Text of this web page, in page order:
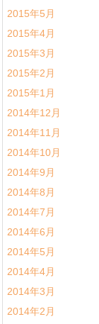
2015年5月
2015年4月
2015年3月
2015年2月
2015年1月
2014年12月
2014年11月
2014年10月
2014年9月
2014年8月
2014年7月
2014年6月
2014年5月
2014年4月
2014年3月
2014年2月